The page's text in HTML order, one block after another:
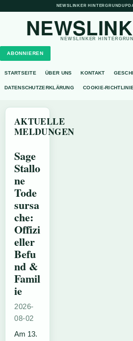
NEWSLINKER
NEWSLINKER
ABONNIEREN
STARTSEITE ÜBER UNS KONTAKT
DATENSCHUTZERKLÄRUNG COOKIE-RICHTLINIE
AKTUELLE
MELDUNGEN
Sage
Stallo
ne
Tode
sursa
che:
Offizi
eller
Befu
nd &
Famil
ie
2026-
08-02
Am 13.